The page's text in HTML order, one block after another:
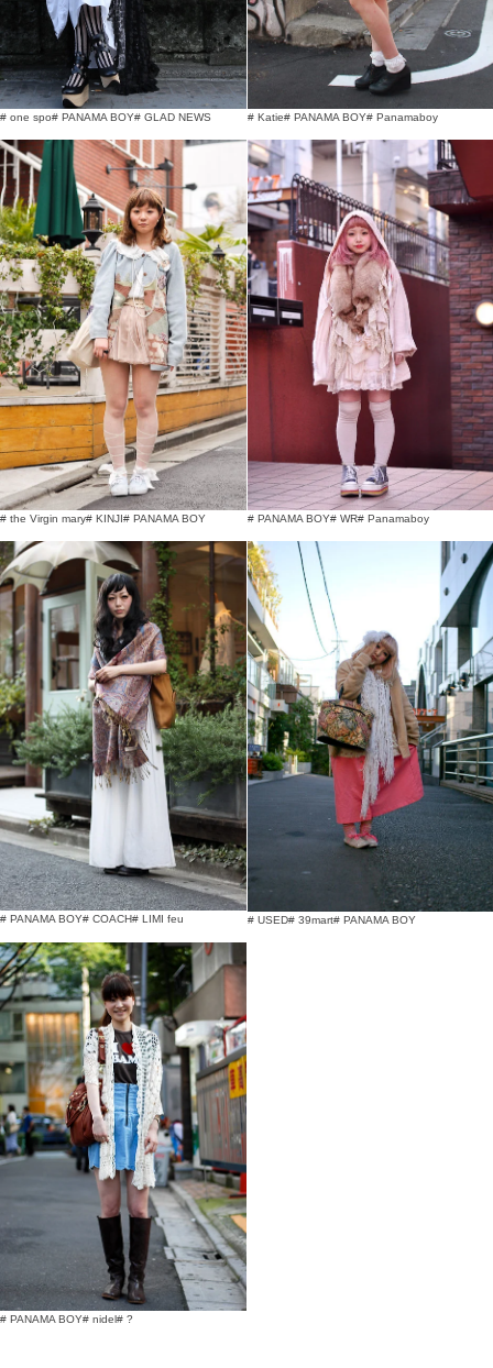
# one spo# PANAMA BOY# GLAD NEWS # Katie# PANAMA BOY# Panamaboy
# the Virgin mary# KINJI# PANAMA BOY # PANAMA BOY# WR# Panamaboy
# PANAMA BOY# COACH# LIMI feu # USED# 39mart# PANAMA BOY
# PANAMA BOY# nidel# ?